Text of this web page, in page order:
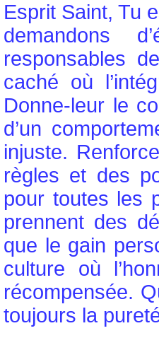
Esprit Saint, Tu
demandons
responsables
caché où
Donne-leur le
d’un
injuste.
règles et des
pour toutes les
prennent des
que le gain
culture où
récompensée.
toujours la